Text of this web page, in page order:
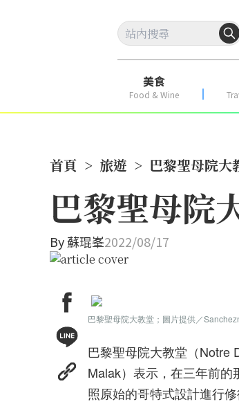
美食
Food & Wine
首頁 > 旅遊 > 巴黎聖母院
巴黎聖母院
By蘇琨峯2022/08/17
巴黎聖母院大教堂；圖片提供／
巴黎聖母院大教堂（Notre
Malak）表示，在三年前
照原始的哥特式設計進行